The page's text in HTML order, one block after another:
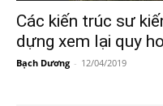
Các kiến trúc sư
dựng xem lại quy
Bạch Dương - 12/04/2019